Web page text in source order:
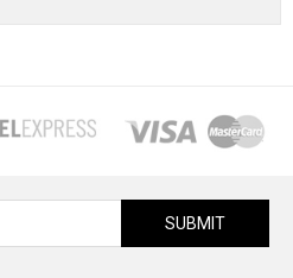
SUBMIT